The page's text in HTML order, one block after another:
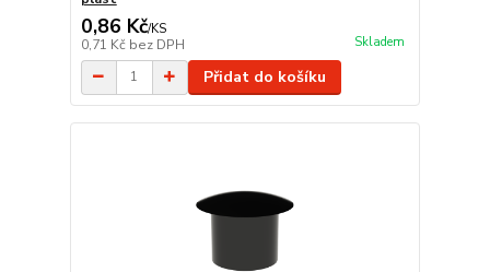
0,86 Kč/KS
0,71 Kč bez DPH Skladem
Přidat do košíku